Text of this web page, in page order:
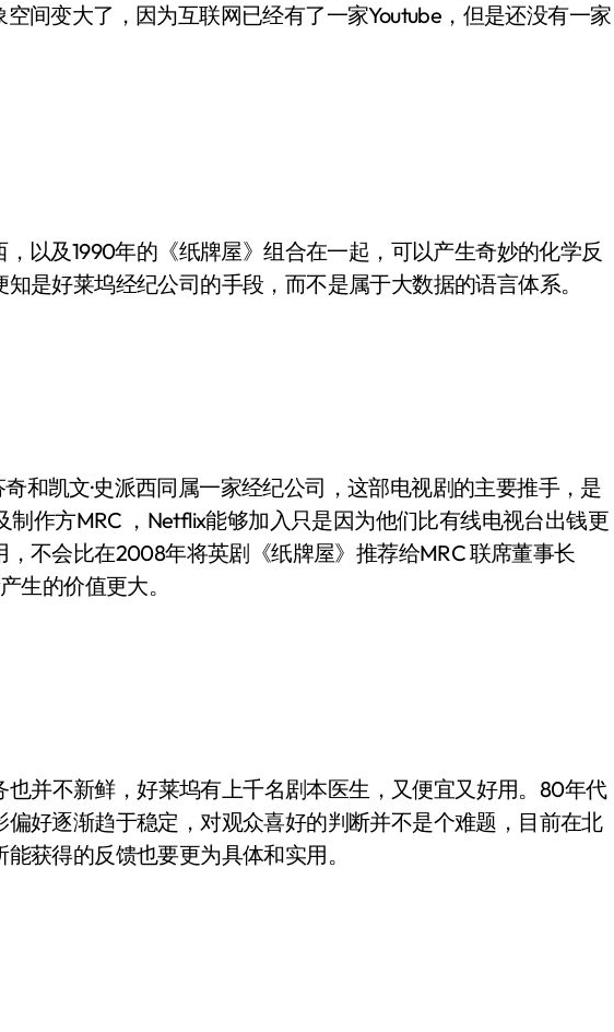
间变大了，因为互联网已经有了一家Youtube，但是还没有一家
，以及1990年的《纸牌屋》组合在一起，可以产生奇妙的化学反
是好莱坞经纪公司的手段，而不是属于大数据的语言体系。
和凯文·史派西同属一家经纪公司，这部电视剧的主要推手，是
制作方MRC ，Netflix能够加入只是因为他们比有线电视台出钱更
不会比在2008年将英剧《纸牌屋》推荐给MRC 联席董事长
生的价值更大。
并不新鲜，好莱坞有上千名剧本医生，又便宜又好用。80年代
好逐渐趋于稳定，对观众喜好的判断并不是个难题，目前在北
获得的反馈也要更为具体和实用。